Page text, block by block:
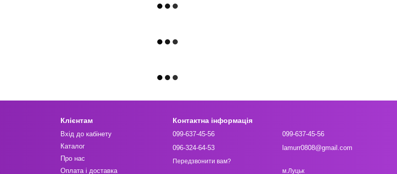
Клієнтам
Вхід до кабінету
Каталог
Про нас
Оплата і доставка
Контактна інформація
099-637-45-56
096-324-64-53
Передзвонити вам?
099-637-45-56
lamurr0808@gmail.com
м.Луцьк